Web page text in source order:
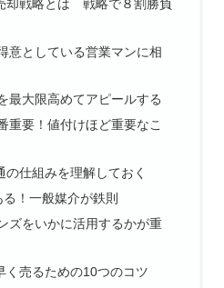
却戦略とは 戦略で８割勝負
意としている営業マンに相
最大限高めてアピールする
重要！値付けほど重要なこ
仕組みを理解しておく
！一般媒介が鉄則
ズをいかに活用するかが重
く売るための10つのコツ